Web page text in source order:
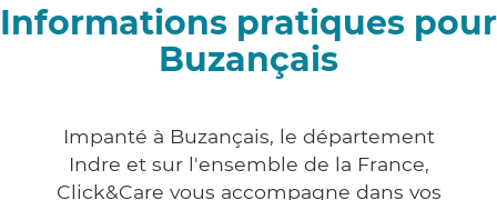
Informations pratiques pour
Buzançais
Impanté à Buzançais, le département
Indre et sur l'ensemble de la France,
Click&Care vous accompagne dans vos